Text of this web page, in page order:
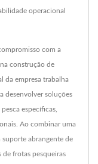
operacional
com a
construção de
da empresa trabalha
desenvolver soluções
específicas,
Ao combinar uma
abrangente de
de frotas pesqueiras